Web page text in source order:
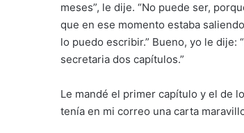
meses”, le dije. “No puede ser,
que en ese momento estaba
lo puedo escribir.” Bueno, yo le dije:
secretaria dos capítulos.”
Le mandé el primer capítulo y el de
tenía en mi correo una carta